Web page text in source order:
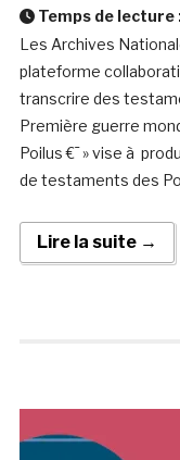
Temps de lecture
Les Archives
plateforme
transcrire des
Première guerre
Poilus €¯ » vise à
de testaments des
Lire la suite →